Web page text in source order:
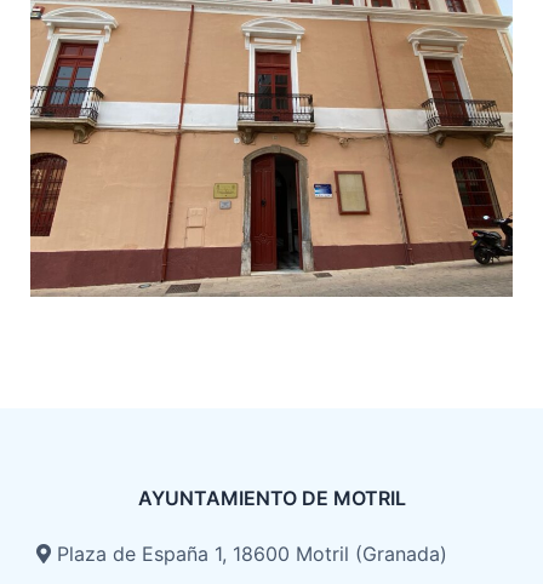
AYUNTAMIENTO DE MOTRIL
Plaza de España 1, 18600 Motril (Granada)​